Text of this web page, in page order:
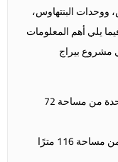
ووحدات البنتهاوس،
يلي أهم المعلومات
مشروع بيراج
تبدأ مساحات الشقق السكنية ذات الغرفة واحدة من مساحة 72
تبدأ مساحات الشقق السكنية ذات الغرفتين من مساحة 116 مترًا